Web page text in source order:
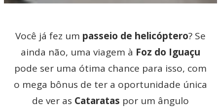
Você já fez um passeio de helicóptero? Se
ainda não, uma viagem à Foz do Iguaçu
pode ser uma ótima chance para isso, com
o mega bônus de ter a oportunidade única
de ver as Cataratas por um ângulo